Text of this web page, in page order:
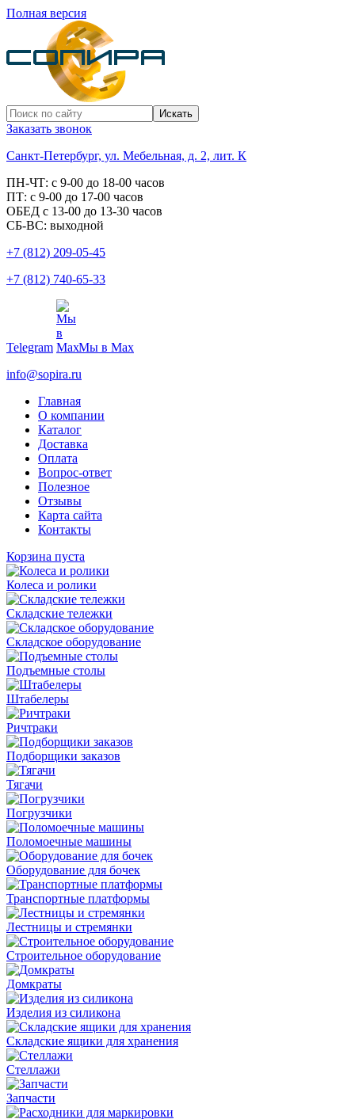
Полная версия
Заказать звонок
Санкт-Петербург, ул. Мебельная, д. 2, лит. К
ПН-ЧТ: с 9-00 до 18-00 часов
ПТ: с 9-00 до 17-00 часов
ОБЕД с 13-00 до 13-30 часов
СБ-ВС: выходной
+7 (812) 209-05-45
+7 (812) 740-65-33
Telegram
Мы в Max
info@sopira.ru
Главная
О компании
Каталог
Доставка
Оплата
Вопрос-ответ
Полезное
Отзывы
Карта сайта
Контакты
Корзина пуста
Колеса и ролики
Складские тележки
Складское оборудование
Подъемные столы
Штабелеры
Ричтраки
Подборщики заказов
Тягачи
Погрузчики
Поломоечные машины
Оборудование для бочек
Транспортные платформы
Лестницы и стремянки
Строительное оборудование
Домкраты
Изделия из силикона
Складские ящики для хранения
Стеллажи
Запчасти